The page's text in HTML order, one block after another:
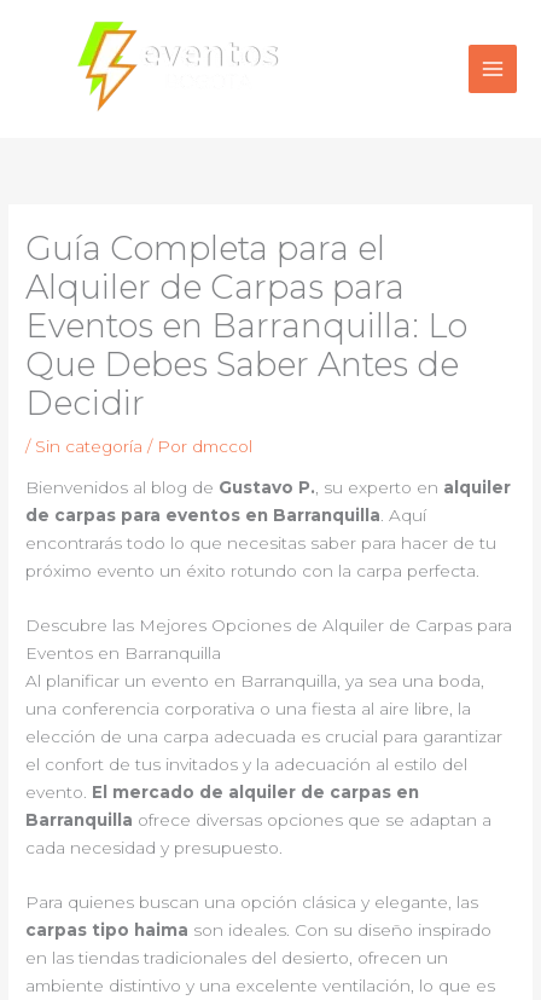
contenido
Guía Completa para el
Alquiler de Carpas para
Eventos en Barranquilla: Lo
Que Debes Saber Antes de
Decidir
/ Sin categoría / Por dmccol
Bienvenidos al blog de Gustavo P., su experto en alquiler
de carpas para eventos en Barranquilla. Aquí
encontrarás todo lo que necesitas saber para hacer de tu
próximo evento un éxito rotundo con la carpa perfecta.
Descubre las Mejores Opciones de Alquiler de Carpas para
Eventos en Barranquilla
Al planificar un evento en Barranquilla, ya sea una boda,
una conferencia corporativa o una fiesta al aire libre, la
elección de una carpa adecuada es crucial para garantizar
el confort de tus invitados y la adecuación al estilo del
evento. El mercado de alquiler de carpas en
Barranquilla ofrece diversas opciones que se adaptan a
cada necesidad y presupuesto.
Para quienes buscan una opción clásica y elegante, las
carpas tipo haima son ideales. Con su diseño inspirado
en las tiendas tradicionales del desierto, ofrecen un
ambiente distintivo y una excelente ventilación, lo que es